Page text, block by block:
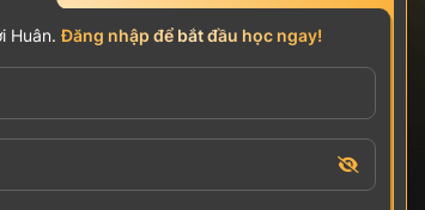
Huân. Đăng nhập để bắt đầu học ngay!